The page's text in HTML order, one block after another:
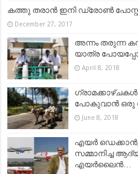
കത്തു തരാന്‍ ഇനി ഡ്രോണ്‍
December 27, 2017
അന്നം തരുന്ന
യാത്ര
April 8, 2018
പോകുവാൻ ഒരു
June 8, 2018
എയർ ഡെക്കാൻ;
സമ്മാനിച്ച
എയർലൈൻ…